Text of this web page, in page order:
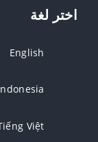
اختر لغة
English
Việt